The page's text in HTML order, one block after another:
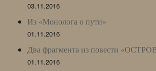
03.11.2016
Из «Монолога о пути»
01.11.2016
Два фрагмента из повести
01.11.2016